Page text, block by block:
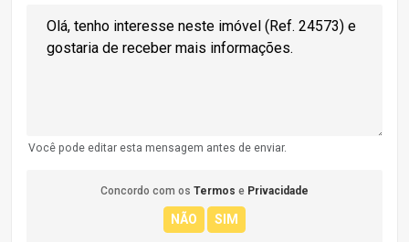
Você pode editar esta mensagem antes de enviar.
Concordo com os Termos e Privacidade